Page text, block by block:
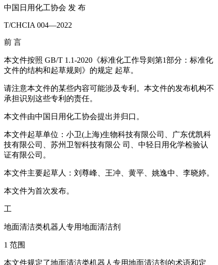
中国日用化工协会 发 布
T/CHCIA 004—2022
前 言
本文件按照 GB/T 1.1-2020《标准化工作导则第1部分：标准化
文件的结构和起草规则》的规定 起草。
请注意本文件的某些内容可能涉及专利。本文件的发布机构不
承担识别这些专利的责任。
本文件由中国日用化工协会提出并归口。
本文件起草单位：小卫(上海)生物科技有限公司、广东优凯科
技有限公司、苏州卫智科技有限公 司、中轻日用化学检验认
证有限公司。
本文件主要起草人：刘尊峰、王冲、黄平、姚逸中、李晓婷。
本文件为首次发布。
工
地面清洁类机器人专用地面清洁剂
1 范围
本文件规定了地面清洁类机器人专用地面清洁剂的术语和定